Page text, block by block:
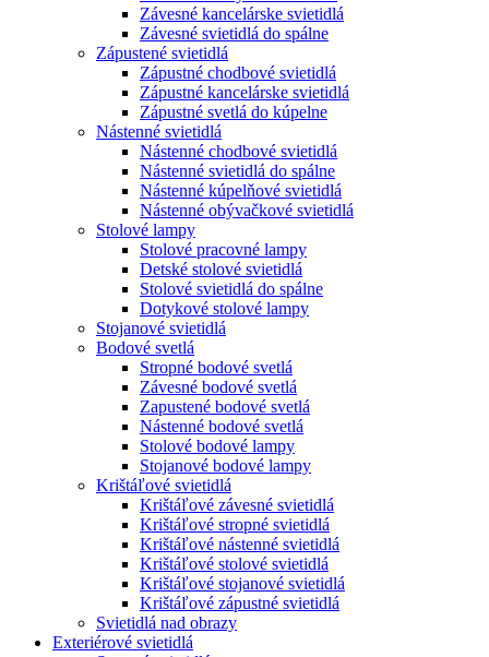
Závesné kancelárske svietidlá
Závesné svietidlá do spálne
Zápustené svietidlá
Zápustné chodbové svietidlá
Zápustné kancelárske svietidlá
Zápustné svetlá do kúpelne
Nástenné svietidlá
Nástenné chodbové svietidlá
Nástenné svietidlá do spálne
Nástenné kúpelňové svietidlá
Nástenné obývačkové svietidlá
Stolové lampy
Stolové pracovné lampy
Detské stolové svietidlá
Stolové svietidlá do spálne
Dotykové stolové lampy
Stojanové svietidlá
Bodové svetlá
Stropné bodové svetlá
Závesné bodové svetlá
Zapustené bodové svetlá
Nástenné bodové svetlá
Stolové bodové lampy
Stojanové bodové lampy
Krištáľové svietidlá
Krištáľové závesné svietidlá
Krištáľové stropné svietidlá
Krištáľové nástenné svietidlá
Krištáľové stolové svietidlá
Krištáľové stojanové svietidlá
Krištáľové zápustné svietidlá
Svietidlá nad obrazy
Exteriérové svietidlá